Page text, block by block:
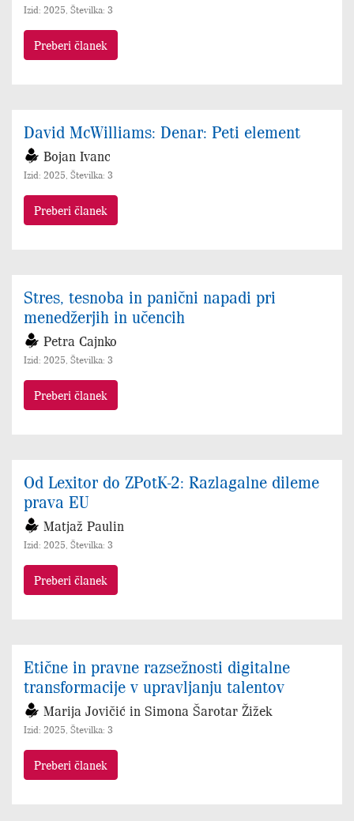
Izid: 2025, Številka: 3
Preberi članek
David McWilliams: Denar: Peti element
Bojan Ivanc
Izid: 2025, Številka: 3
Preberi članek
Stres, tesnoba in panični napadi pri
menedžerjih in učencih
Petra Cajnko
Izid: 2025, Številka: 3
Preberi članek
Od Lexitor do ZPotK-2: Razlagalne dileme
prava EU
Matjaž Paulin
Izid: 2025, Številka: 3
Preberi članek
Etične in pravne razsežnosti digitalne
transformacije v upravljanju talentov
Marija Jovičić in Simona Šarotar Žižek
Izid: 2025, Številka: 3
Preberi članek